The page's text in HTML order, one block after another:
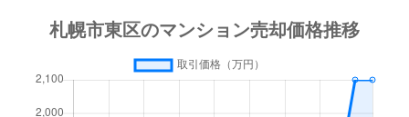
北１７条東
環状通東
2,700万円 環状通東
北１８条東